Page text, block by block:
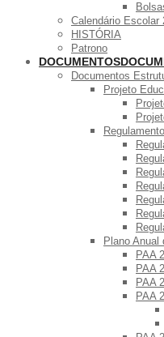
Calendário Escolar
HISTÓRIA
Patrono
DOCUMENTOS
Documentos
Projeto
Plano Anual
PAA
PAA
PAA
PAA